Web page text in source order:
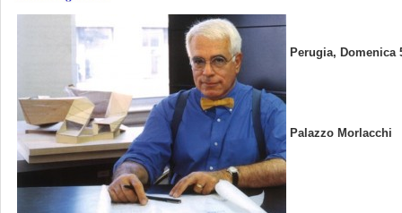
Perugia, Domenica
Palazzo Morlacchi